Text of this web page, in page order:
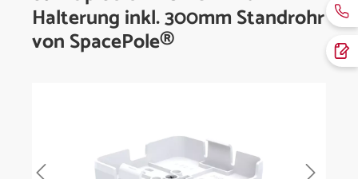
Halterung inkl. 300mm Standrohr
von SpacePole®